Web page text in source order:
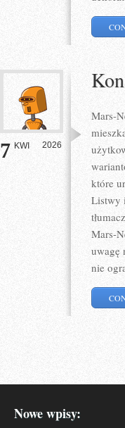
7 KWI 2026
Mars-
które
Listwy
Mars-
uwagę
nie
Nowe wpisy: